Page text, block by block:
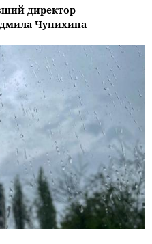
директор
Чунихина